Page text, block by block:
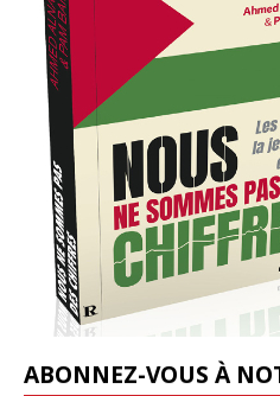
ABONNEZ-VOUS À